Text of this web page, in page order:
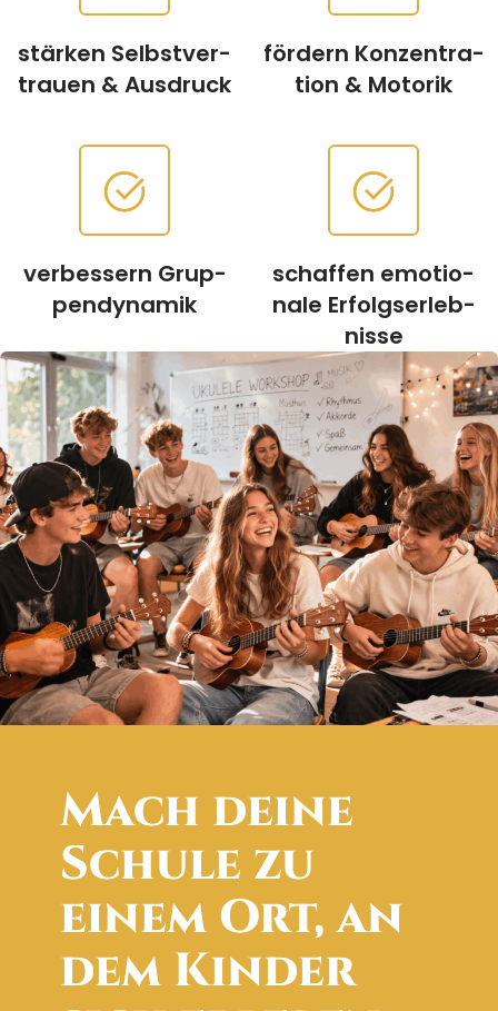
stär­ken Selbst­ver­
trau­en & Aus­druck
för­dern Kon­zen­tra­
ti­on & Moto­rik
ver­bes­sern Grup­
pen­dy­na­mik
schaf­fen emo­tio­
na­le Erfolgs­er­leb­
nis­se
Mach dei­ne
Schu­le zu
einem Ort, an
dem Kin­der